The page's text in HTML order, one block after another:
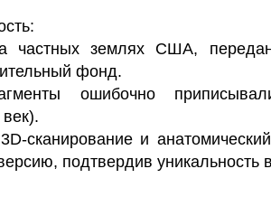
частных землях США,
фонд.
ошибочно
сканирование и
подтвердив уникальность